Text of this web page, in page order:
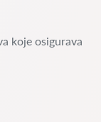
koje osigurava